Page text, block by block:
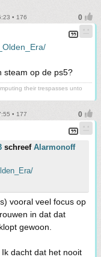
• 176
steam op de ps5?
their trespasses unto
• 177
schreef Alarmonoff
vooral veel focus op
in dat dat
gewoon.
dacht dat het nooit